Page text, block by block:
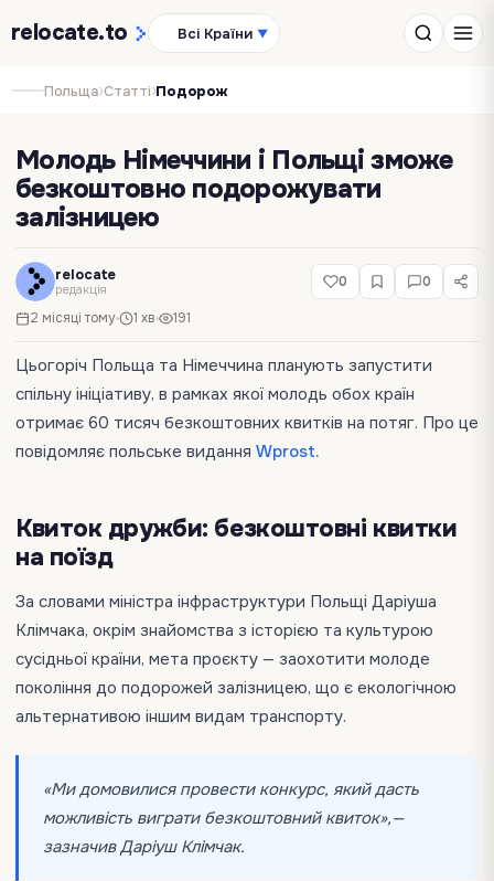
relocate.to Всі Країни ▼
Польща›Статті›Подорож
Молодь Німеччини і Польщі зможе
безкоштовно подорожувати
залізницею
relocate
редакція
2 місяці тому 1 хв 191
0 0
Цьогоріч Польща та Німеччина планують запустити
спільну ініціативу, в рамках якої молодь обох країн
отримає 60 тисяч безкоштовних квитків на потяг. Про це
повідомляє польське видання Wprost.
Квиток дружби: безкоштовні квитки
на поїзд
За словами міністра інфраструктури Польщі Даріуша
Клімчака, окрім знайомства з історією та культурою
сусідньої країни, мета проєкту — заохотити молоде
покоління до подорожей залізницею, що є екологічною
альтернативою іншим видам транспорту.
«Ми домовилися провести конкурс, який дасть
можливість виграти безкоштовний квиток»,—
зазначив Даріуш Клімчак.